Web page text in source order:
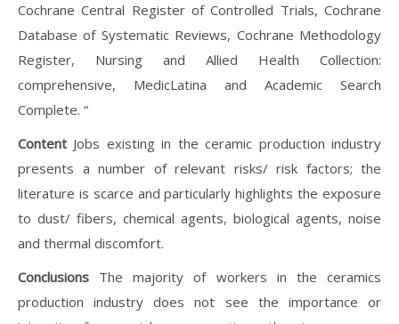
Cochrane Central Register of Controlled Trials, Cochrane
Database of Systematic Reviews, Cochrane Methodology
Register, Nursing and Allied Health Collection:
comprehensive, MedicLatina and Academic Search
Complete. “
Content Jobs existing in the ceramic production industry
presents a number of relevant risks/ risk factors; the
literature is scarce and particularly highlights the exposure
to dust/ fibers, chemical agents, biological agents, noise
and thermal discomfort.
Conclusions The majority of workers in the ceramics
production industry does not see the importance or